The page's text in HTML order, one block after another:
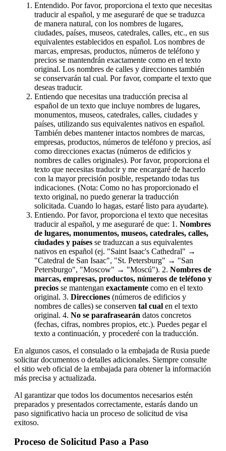
Entendido. Por favor, proporciona el texto que necesitas
traducir al español, y me aseguraré de que se traduzca
de manera natural, con los nombres de lugares,
ciudades, países, museos, catedrales, calles, etc., en sus
equivalentes establecidos en español. Los nombres de
marcas, empresas, productos, números de teléfono y
precios se mantendrán exactamente como en el texto
original. Los nombres de calles y direcciones también
se conservarán tal cual. Por favor, comparte el texto que
deseas traducir.
Entiendo que necesitas una traducción precisa al
español de un texto que incluye nombres de lugares,
monumentos, museos, catedrales, calles, ciudades y
países, utilizando sus equivalentes nativos en español.
También debes mantener intactos nombres de marcas,
empresas, productos, números de teléfono y precios, así
como direcciones exactas (números de edificios y
nombres de calles originales). Por favor, proporciona el
texto que necesitas traducir y me encargaré de hacerlo
con la mayor precisión posible, respetando todas tus
indicaciones. (Nota: Como no has proporcionado el
texto original, no puedo generar la traducción
solicitada. Cuando lo hagas, estaré listo para ayudarte).
Entiendo. Por favor, proporciona el texto que necesitas
traducir al español, y me aseguraré de que: 1. Nombres
de lugares, monumentos, museos, catedrales, calles,
ciudades y países se traduzcan a sus equivalentes
nativos en español (ej. "Saint Isaac's Cathedral" →
"Catedral de San Isaac", "St. Petersburg" → "San
Petersburgo", "Moscow" → "Moscú"). 2. Nombres de
marcas, empresas, productos, números de teléfono y
precios se mantengan exactamente como en el texto
original. 3. Direcciones (números de edificios y
nombres de calles) se conserven tal cual en el texto
original. 4. No se parafrasearán datos concretos
(fechas, cifras, nombres propios, etc.). Puedes pegar el
texto a continuación, y procederé con la traducción.
En algunos casos, el consulado o la embajada de Rusia puede
solicitar documentos o detalles adicionales. Siempre consulte
el sitio web oficial de la embajada para obtener la información
más precisa y actualizada.
Al garantizar que todos los documentos necesarios estén
preparados y presentados correctamente, estarás dando un
paso significativo hacia un proceso de solicitud de visa
exitoso.
Proceso de Solicitud Paso a Paso